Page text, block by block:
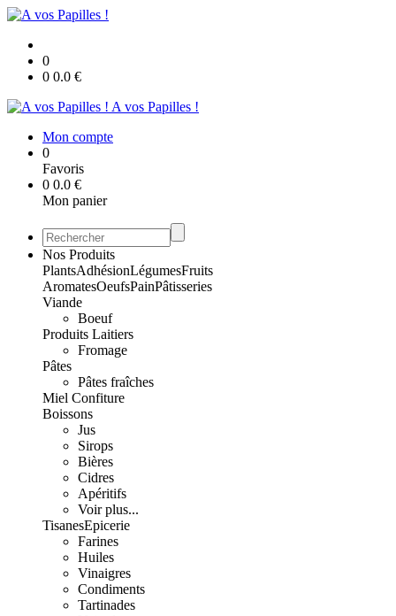
0
0 0.0 €
A vos Papilles !
Mon compte
0
Favoris
0 0.0 €
Mon panier
Nos Produits
PlantsAdhésionLégumesFruits
AromatesOeufsPainPâtisseries
Viande
Boeuf
Produits Laitiers
Fromage
Pâtes
Pâtes fraîches
Miel Confiture
Boissons
Jus
Sirops
Bières
Cidres
Apéritifs
Voir plus...
TisanesEpicerie
Farines
Huiles
Vinaigres
Condiments
Tartinades